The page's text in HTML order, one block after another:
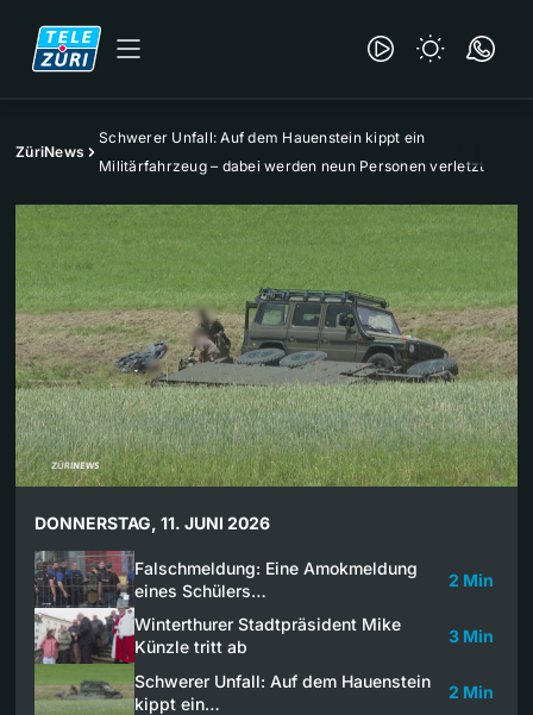
ZüriNews
Schwerer Unfall: Auf dem Hauenstein kippt ein
Militärfahrzeug – dabei werden neun Personen verletzt
DONNERSTAG, 11. JUNI 2026
Falschmeldung: Eine Amokmeldung
eines Schülers…
2 Min
Winterthurer Stadtpräsident Mike
Künzle tritt ab
3 Min
Schwerer Unfall: Auf dem Hauenstein
kippt ein…
2 Min